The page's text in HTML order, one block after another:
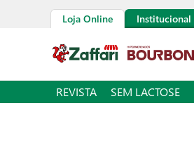
Loja Online Institucional
REVISTA SEM LACTOSE